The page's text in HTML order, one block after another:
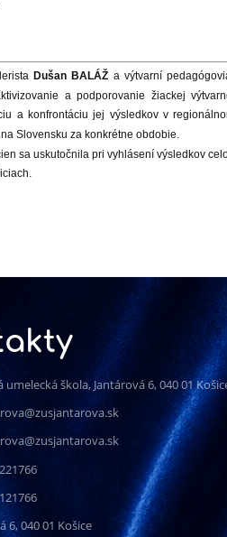
Dušan BALÁŽ a výtvarní
a podporovanie žiackej
a konfrontáciu jej výsledkov v
Slovensku za konkrétne obdobie.
sa uskutočnila pri vyhlásení výsledkov
umelecká škola, Jantárová 6, 040 01
6, 040 01 Košice